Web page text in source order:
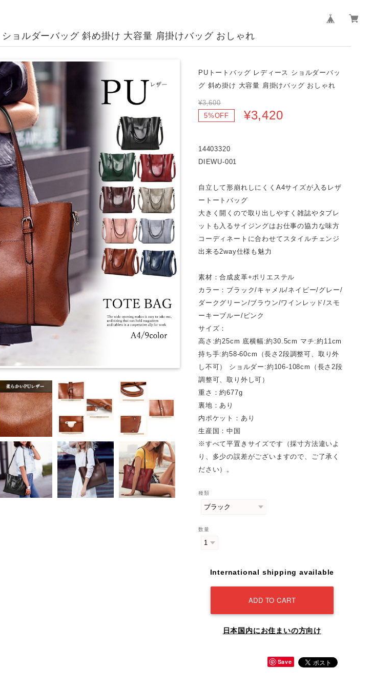
ョルダーバッグ 斜め掛け 大容量 肩掛けバッグ おしゃれ
PUトートバッグ レディース ショルダーバッ
グ 斜め掛け 大容量 肩掛けバッグ おしゃれ
¥3,600
5%OFF
¥3,420
14403320
DIEWU-001
自立して形崩れしにくくA4サイズが入るレザ
ートートバッグ
大きく開くので取り出しやすく雑誌やタブレ
ットも入るサイジングはお仕事の協力な味方
コーディネートに合わせてスタイルチェンジ
出来る2way仕様も魅力
素材：合成皮革+ポリエステル
カラー：ブラック/キャメル/ネイビー/グレー/
ダークグリーン/ブラウン/ワインレッド/スモ
ーキーブルー/ピンク
サイズ：
高さ:約25cm 底横幅:約30.5cm マチ:約11cm
持ち手:約58-60cm（長さ2段調整可、取り外
し不可） ショルダー:約106-108cm（長さ2段
調整可、取り外し可）
重さ：約677g
裏地：あり
内ポケット：あり
生産国：中国
※すべて平置きサイズです（採寸方法違いよ
り、多少の誤差がございますので、ご了承く
ださい）。
種類
数量
International shipping available
ADD TO CART
日本国内にお住まいの方向け
Save